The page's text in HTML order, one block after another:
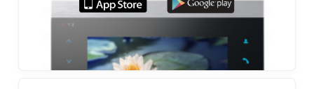
Slinex SL-10M
Videotelefon sa snimanjem pri pokretu